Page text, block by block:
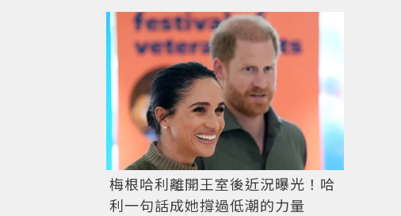
梅根哈利離開王室後近況曝光！哈
利一句話成她撐過低潮的力量